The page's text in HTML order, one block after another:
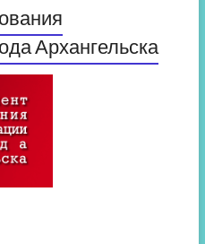
Архангельска